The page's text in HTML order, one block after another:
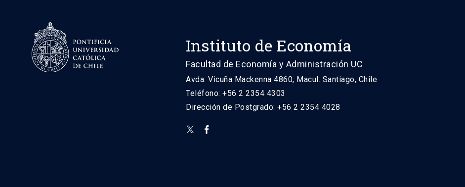
Instituto de Economía
Facultad de Economía y Administración UC
Avda. Vicuña Mackenna 4860, Macul. Santiago, Chile
Teléfono: +56 2 2354 4303
Dirección de Postgrado: +56 2 2354 4028